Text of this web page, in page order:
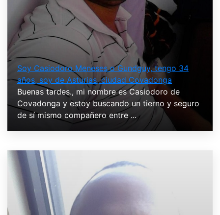
Soy Casiodoro Meneses o Gundguy, tengo 34
años, soy de Asturias, ciudad Covadonga
Buenas tardes., mi nombre es Casiodoro de
Covadonga y estoy buscando un tierno y seguro
de sí mismo compañero entre ...